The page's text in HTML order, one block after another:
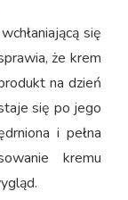
się
że krem
na dzień
się po jego
i pełna
kremu